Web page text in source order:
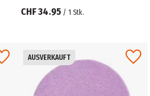
CHF 34.95 / 1 Stk.
AUSVERKAUFT